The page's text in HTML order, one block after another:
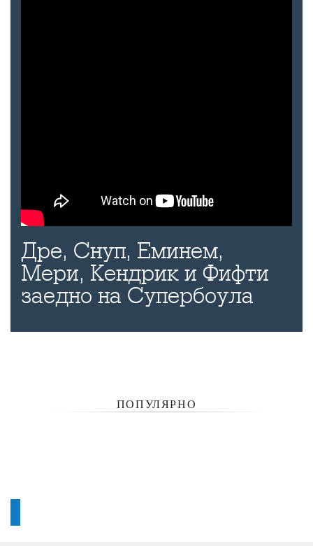
Дре, Снуп, Еминем,
Мери, Кендрик и Фифти
заедно на Супербоула
ПОПУЛЯРНО